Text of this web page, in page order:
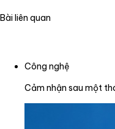
Bài liên quan
Công nghệ
Cảm nhận sau một